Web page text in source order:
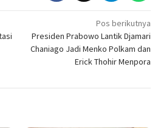
Pos berikutnya
Presiden Prabowo Lantik Djamari
Chaniago Jadi Menko Polkam dan
Erick Thohir Menpora